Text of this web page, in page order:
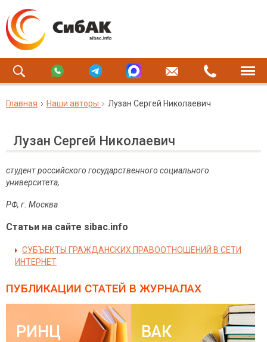
Главная Наши авторы Лузан Сергей Николаевич
Лузан Сергей Николаевич
студент российского государственного социального
университета,
РФ, г. Москва
Статьи на сайте sibac.info
СУБЪЕКТЫ ГРАЖДАНСКИХ ПРАВООТНОШЕНИЙ В СЕТИ
ИНТЕРНЕТ
ПУБЛИКАЦИИ СТАТЕЙ В ЖУРНАЛАХ
РИНЦ ВАК